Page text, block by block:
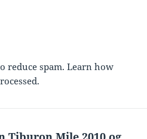
reduce spam.Learn how